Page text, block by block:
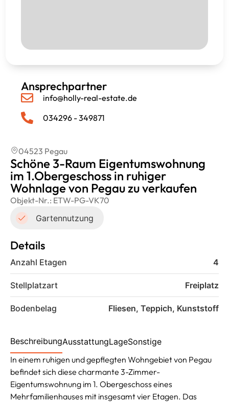
Ansprechpartner
info@holly-real-estate.de
034296 - 349871
04523 Pegau
Schöne 3-Raum Eigentumswohnung
im 1.Obergeschoss in ruhiger
Wohnlage von Pegau zu verkaufen
Objekt-Nr.: ETW-PG-VK70
Gartennutzung
Details
Anzahl Etagen 4
Stellplatzart Freiplatz
Bodenbelag Fliesen, Teppich, Kunststoff
BeschreibungAusstattungLageSonstige
In einem ruhigen und gepflegten Wohngebiet von Pegau
befindet sich diese charmante 3-Zimmer-
Eigentumswohnung im 1. Obergeschoss eines
Mehrfamilienhauses mit insgesamt vier Etagen. Das